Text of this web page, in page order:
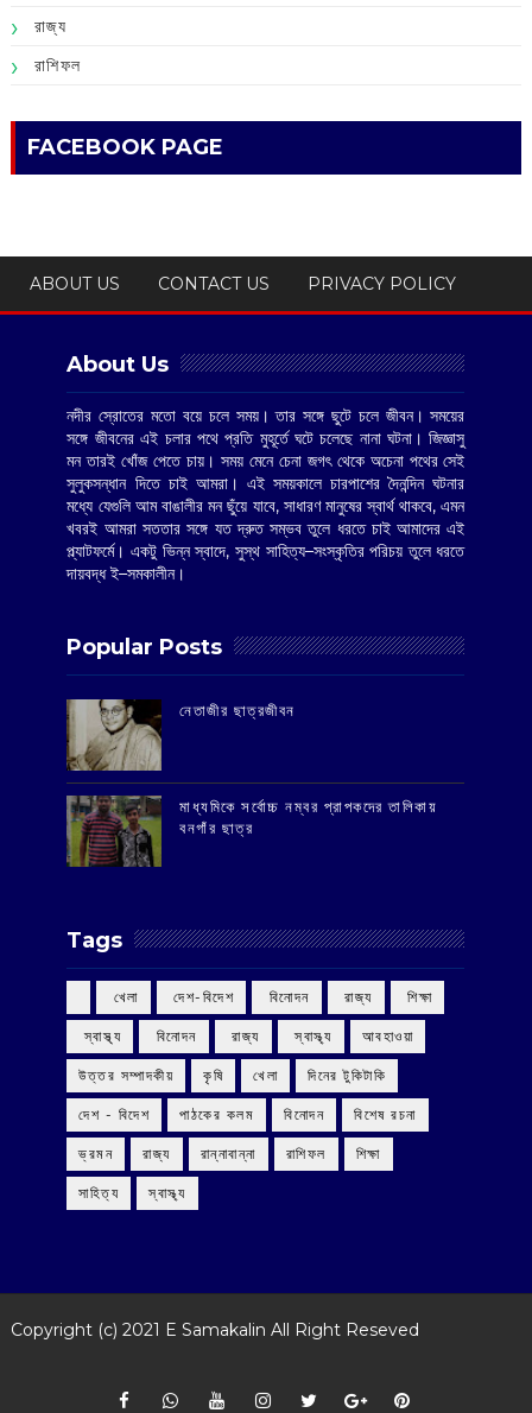
রাজ্য
রাশিফল
FACEBOOK PAGE
ABOUT US CONTACT US PRIVACY POLICY
About Us
নদীর স্রোতের মতো বয়ে চলে সময়। তার সঙ্গে ছুটে চলে জীবন। সময়ের
সঙ্গে জীবনের এই চলার পথে প্রতি মুহূর্তে ঘটে চলেছে নানা ঘটনা। জিজ্ঞাসু
মন তারই খোঁজ পেতে চায়। সময় মেনে চেনা জগৎ থেকে অচেনা পথের সেই
সুলুকসন্ধান দিতে চাই আমরা। এই সময়কালে চারপাশের দৈনন্দিন ঘটনার
মধ্যে যেগুলি আম বাঙালীর মন ছুঁয়ে যাবে, সাধারণ মানুষের স্বার্থ থাকবে, এমন
খবরই আমরা সততার সঙ্গে যত দ্রুত সম্ভব তুলে ধরতে চাই আমাদের এই
প্ল্যাটফর্মে। একটু ভিন্ন স্বাদে, সুস্থ সাহিত্য–সংস্কৃতির পরিচয় তুলে ধরতে
দায়বদ্ধ ই–সমকালীন।
Popular Posts
‌নেতাজীর ছাত্রজীবন
মাধ্যমিকে সর্বোচ্চ নম্বর প্রাপকদের তালিকায়
বনগাঁর ছাত্র
Tags
‌ খেলা ‌ দেশ-বিদেশ ‌ বিনোদন ‌ রাজ্য ‌ শিক্ষা
‌ স্বাস্থ্য ‌ বিনোদন ‌ রাজ্য ‌ স্বাস্থ্য আবহাওয়া
উত্তর সম্পাদকীয় কৃষি খেলা দিনের টুকিটাকি
দেশ - বিদেশ পাঠকের কলম বিনোদন বিশেষ রচনা
ভ্রমন রাজ্য রান্নাবান্না রাশিফল শিক্ষা
সাহিত্য স্বাস্থ্য
Copyright (c) 2021 E Samakalin All Right Reseved